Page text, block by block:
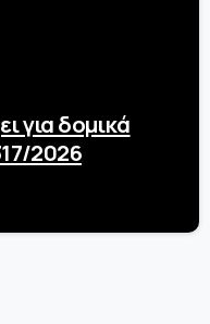
για δομικά
2026